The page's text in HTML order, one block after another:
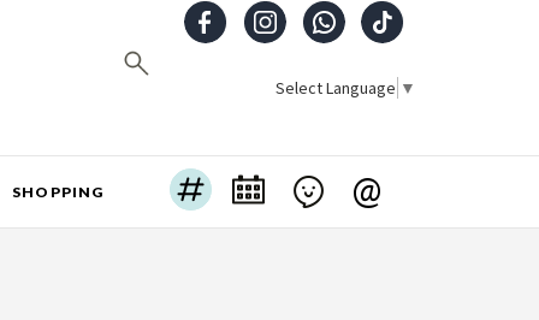
Select Language ▼
SHOPPING @